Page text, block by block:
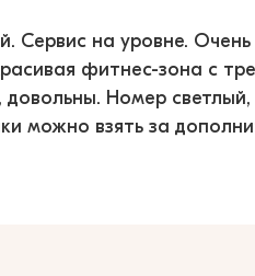
Сервис на уровне.
фитнес-зона с
Номер
можно взять за